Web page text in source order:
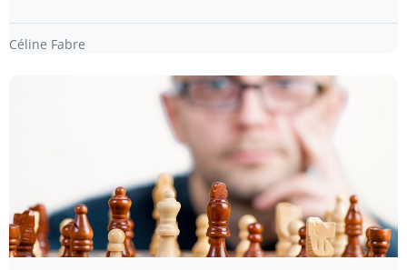
Céline Fabre